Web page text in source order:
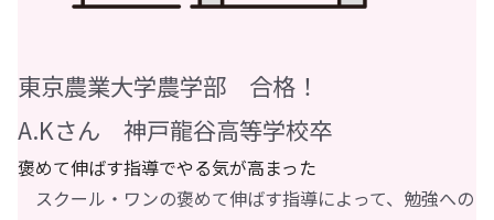
東京農業大学農学部 合格！
A.Kさん 神戸龍谷高等学校卒
褒めて伸ばす指導でやる気が高まった
スクール・ワンの褒めて伸ばす指導によって、勉強への